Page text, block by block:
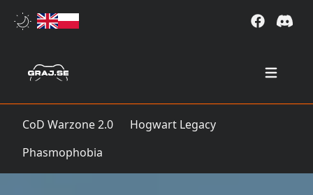
Open
CoD Warzone 2.0
Hogwart Legacy
Phasmophobia